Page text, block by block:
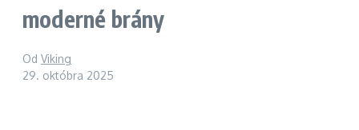
moderné brány
Od Viking
29. októbra 2025